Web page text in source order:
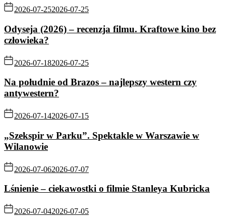
2026-07-252026-07-25
Odyseja (2026) – recenzja filmu. Kraftowe kino bez
człowieka?
2026-07-182026-07-25
Na południe od Brazos – najlepszy western czy
antywestern?
2026-07-142026-07-15
„Szekspir w Parku”. Spektakle w Warszawie w
Wilanowie
2026-07-062026-07-07
Lśnienie – ciekawostki o filmie Stanleya Kubricka
2026-07-042026-07-05